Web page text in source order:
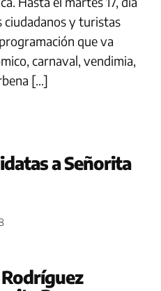
ciudadanos y turistas
que va
carnaval, vendimia,
[…]
a Señorita